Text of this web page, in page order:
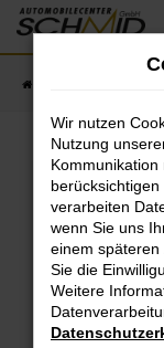
Zum
Hauptinhalt
Fehler:
Beim Laden
Hier sind ein
Überprüfe
Laden
Wir nutzen
Nutzung
verarbeiten
wenn Sie uns
einem
Sie die
Weitere